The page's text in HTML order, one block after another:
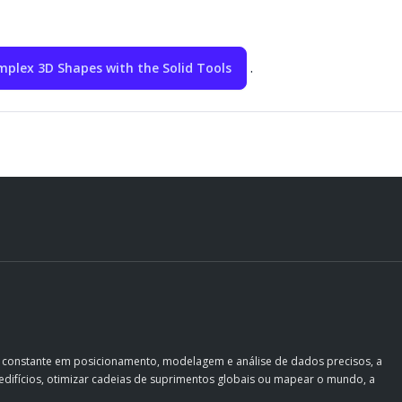
3D Shapes with the Solid Tools .
em posicionamento, modelagem e análise de dados precisos, a
otimizar cadeias de suprimentos globais ou mapear o mundo, a